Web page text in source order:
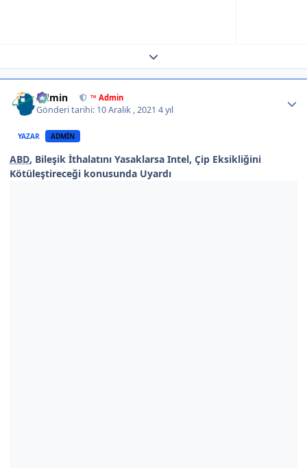
Expand topic overview
Admin ™ Admin
Gönderi tarihi: 10 Aralık , 20214 yıl
YAZAR ADMIN
ABD, Bileşik İthalatını Yasaklarsa Intel, Çip Eksikliğini
Kötüleştireceği konusunda Uyardı